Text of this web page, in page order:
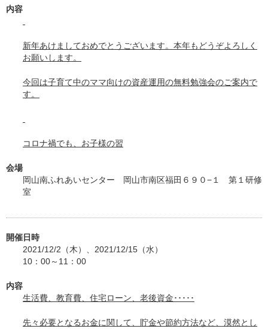
内容
新年あけましておめでとうございます。本年もどうぞよろしく
お願いします。
今回は子育て中のママ向けの資産運用の無料勉強会のご案内で
す。
コロナ禍でも、お子様の習
会場
岡山南ふれあいセンター 岡山市南区福田６９０−１ 第１研修
室
開催日時
2021/12/2（木）、2021/12/15（水）
10：00～11：00
内容
生活費、教育費、住宅ローン、老後資金･････
先々必要となるお金に関して、貯金や節約方法など、漠然とし